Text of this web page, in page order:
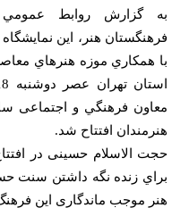
گزارش روابط عمومي
هنر، اين نمايشگاه
همكاري موزه هنرهاي معاصر
فرهنگي و اجتماعی
افتتاح شد.
الاسلام حسینی در افتتاح
زنده نگه داشتن سنت
موجب ماندگاری اين